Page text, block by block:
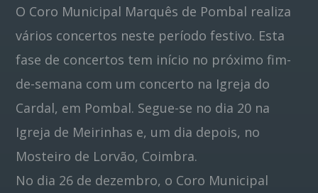
Pinterest
O Coro Municipal Marquês de Pombal realiza
vários concertos neste período festivo. Esta
fase de concertos tem início no próximo fim-
de-semana com um concerto na Igreja do
Cardal, em Pombal. Segue-se no dia 20 na
Igreja de Meirinhas e, um dia depois, no
Mosteiro de Lorvão, Coimbra.
No dia 26 de dezembro, o Coro Municipal